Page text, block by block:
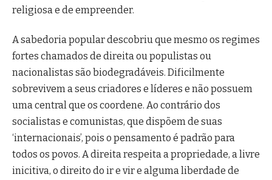
religiosa e de empreender.
A sabedoria popular descobriu que mesmo os regimes
fortes chamados de direita ou populistas ou
nacionalistas são biodegradáveis. Dificilmente
sobrevivem a seus criadores e líderes e não possuem
uma central que os coordene. Ao contrário dos
socialistas e comunistas, que dispõem de suas
‘internacionais’, pois o pensamento é padrão para
todos os povos. A direita respeita a propriedade, a livre
inicitiva, o direito do ir e vir e alguma liberdade de